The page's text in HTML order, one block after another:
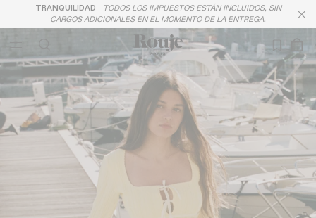
LAST CHANCE
TRANQUILIDAD - TODOS LOS IMPUESTOS ESTÁN INCLUIDOS, SIN
CARGOS ADICIONALES EN EL MOMENTO DE LA ENTREGA.